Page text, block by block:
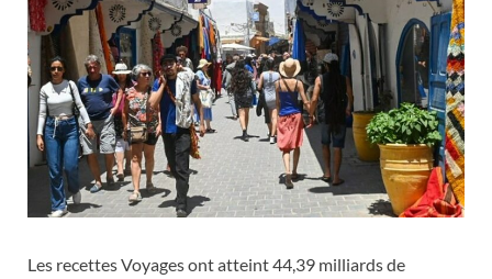
Les recettes Voyages ont atteint 44,39 milliards de